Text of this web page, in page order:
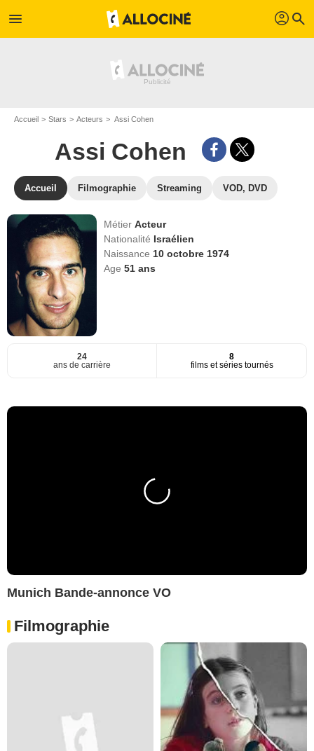
menu profil search
Accueil Stars Acteurs Assi Cohen
Assi Cohen
Accueil Filmographie Streaming VOD, DVD
MétierActeur
Nationalité Israélien
Naissance 10 octobre 1974
Age51 ans
24
ans de carrière
8
films et séries tournés
Munich Bande-annonce VO
Filmographie